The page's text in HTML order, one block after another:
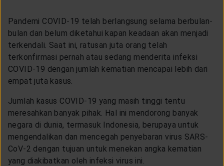
Pandemi COVID-19 telah berlangsung selama berbulan-
bulan dan belum diketahui kapan keadaan akan menjadi
terkendali. Saat ini, ratusan juta orang telah
terkonfirmasi pernah atau sedang menderita infeksi
COVID-19 dengan jumlah kematian mencapai lebih dari
empat juta kasus.
Jumlah kasus COVID-19 yang masih tinggi tentu
meresahkan banyak pihak. Hal ini mendorong banyak
negara di dunia, termasuk Indonesia, berupaya untuk
mengendalikan dan mencegah penyebaran virus SARS-
CoV-2 dengan tujuan untuk menekan angka kematian
yang diakibatkan oleh infeksi virus ini.
MARKETING OFFICE
INSURANCE DICTIONARY
OUR SOLUTION
CUSTOMER SERVICE